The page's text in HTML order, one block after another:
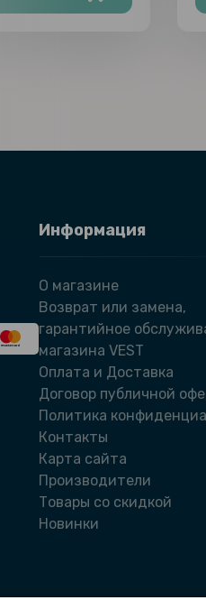
Информация
О магазине
Возврат или замена,
гарантийное
магазина VEST
Оплата и Доставка
Договор публичной
Политика
Контакты
Карта сайта
Производители
Товары со скидкой
Новинки